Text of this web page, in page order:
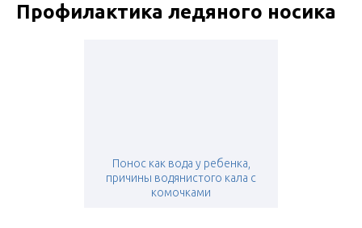
Профилактика ледяного носика
Понос как вода у ребенка,
причины водянистого кала с
комочками